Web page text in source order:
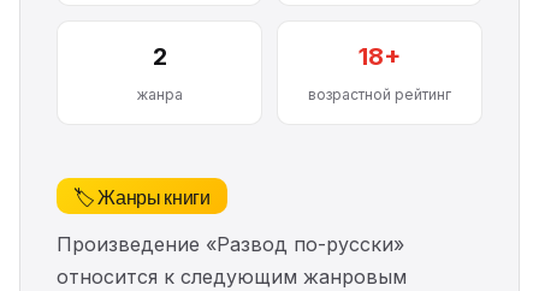
2
жанра
18+
возрастной рейтинг
🏷️ Жанры книги
Произведение «Развод по-русски»
относится к следующим жанровым